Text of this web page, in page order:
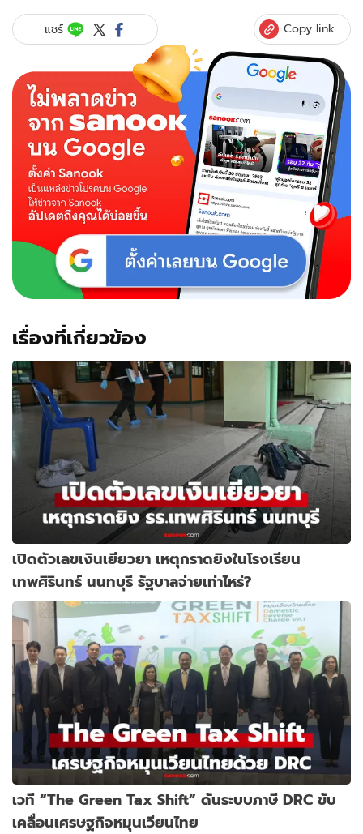
แชร์ Copy link
เรื่องที่เกี่ยวข้อง
เปิดตัวเลขเงินเยียวยา เหตุกราดยิงในโรงเรียน
เทพศิรินทร์ นนทบุรี รัฐบาลจ่ายเท่าไหร่?
เวที “The Green Tax Shift” ดันระบบภาษี DRC ขับ
เคลื่อนเศรษฐกิจหมุนเวียนไทย